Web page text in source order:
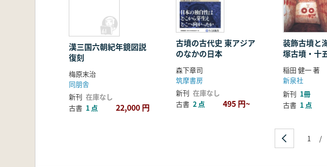
漢三国六朝紀年鏡図説
復刻
梅原末治
同朋舎
新刊 在庫なし
古書 1 点 22,000 円
古墳の古代史 東アジア
のなかの日本
森下章司
筑摩書房
新刊 在庫なし
古書 2 点 495 円~
装飾古墳
塚古墳・十
群
稲田 健一 著
新泉社
新刊 1冊
古書 1 点
1 /